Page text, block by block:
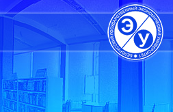
Skip
navigation